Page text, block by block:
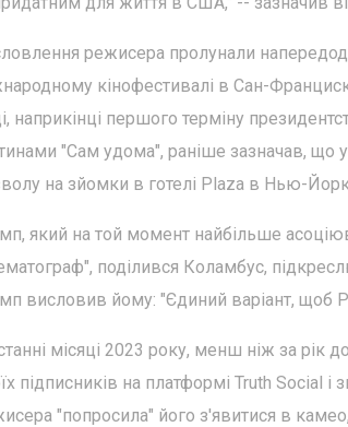
режисера пролунали
кінофестивалі в Сан-
наприкінці першого терміну
"Сам удома", раніше зазначав, що
на зйомки в готелі Plaza в Нью-
який на той момент найбільше
поділився Коламбус,
висловив йому: "Єдиний варіант, щоб
місяці 2023 року, менш ніж за рік
підписників на платформі Truth Social
"попросила" його з'явитися в